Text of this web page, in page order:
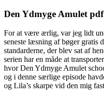
Den Ydmyge Amulet pdf
For at være ærlig, var jeg lidt
seneste læsning af bøger gratis
standarderne, der blev sat af
serien har en måde at
hvor Den Ydmyge Amulet
og i denne særlige episode
og Lila’s skarpe vid den mig